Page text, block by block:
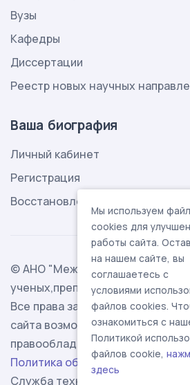
Вузы
Кафедры
Диссертации
Реестр новых научных
Ваша биография
Личный кабинет
Регистрация
Восстановление пароля
© АНО "Международная
ученых,преподавателей и
Все права защищены.
сайта возможно
правообладателя.
Политика обработки
Служба технической поддержки
Мы используем
cookies для
работы сайта.
на нашем сайте, вы
соглашаетесь с
условиями
файлов cookies.
ознакомиться с
Политикой
файлов cookie,
здесь